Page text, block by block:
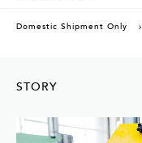
Domestic Shipment Only
STORY